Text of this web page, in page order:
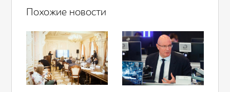
Похожие новости